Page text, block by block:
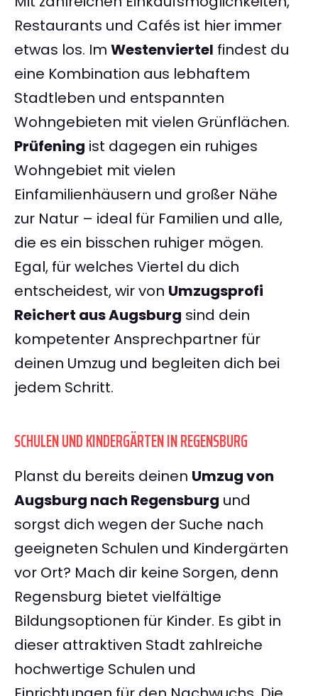
Restaurants und Cafés ist hier immer
etwas los. Im Westenviertel findest du
eine Kombination aus lebhaftem
Stadtleben und entspannten
Wohngebieten mit vielen Grünflächen.
Prüfening ist dagegen ein ruhiges
Wohngebiet mit vielen
Einfamilienhäusern und großer Nähe
zur Natur – ideal für Familien und alle,
die es ein bisschen ruhiger mögen.
Egal, für welches Viertel du dich
entscheidest, wir von Umzugsprofi
Reichert aus Augsburg sind dein
kompetenter Ansprechpartner für
deinen Umzug und begleiten dich bei
jedem Schritt.
SCHULEN UND KINDERGÄRTEN IN REGENSBURG
Planst du bereits deinen Umzug von
Augsburg nach Regensburg und
sorgst dich wegen der Suche nach
geeigneten Schulen und Kindergärten
vor Ort? Mach dir keine Sorgen, denn
Regensburg bietet vielfältige
Bildungsoptionen für Kinder. Es gibt in
dieser attraktiven Stadt zahlreiche
hochwertige Schulen und